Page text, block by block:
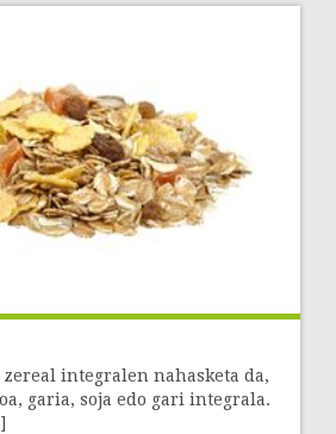
integralen nahasketa da,
garia, soja edo gari integrala.